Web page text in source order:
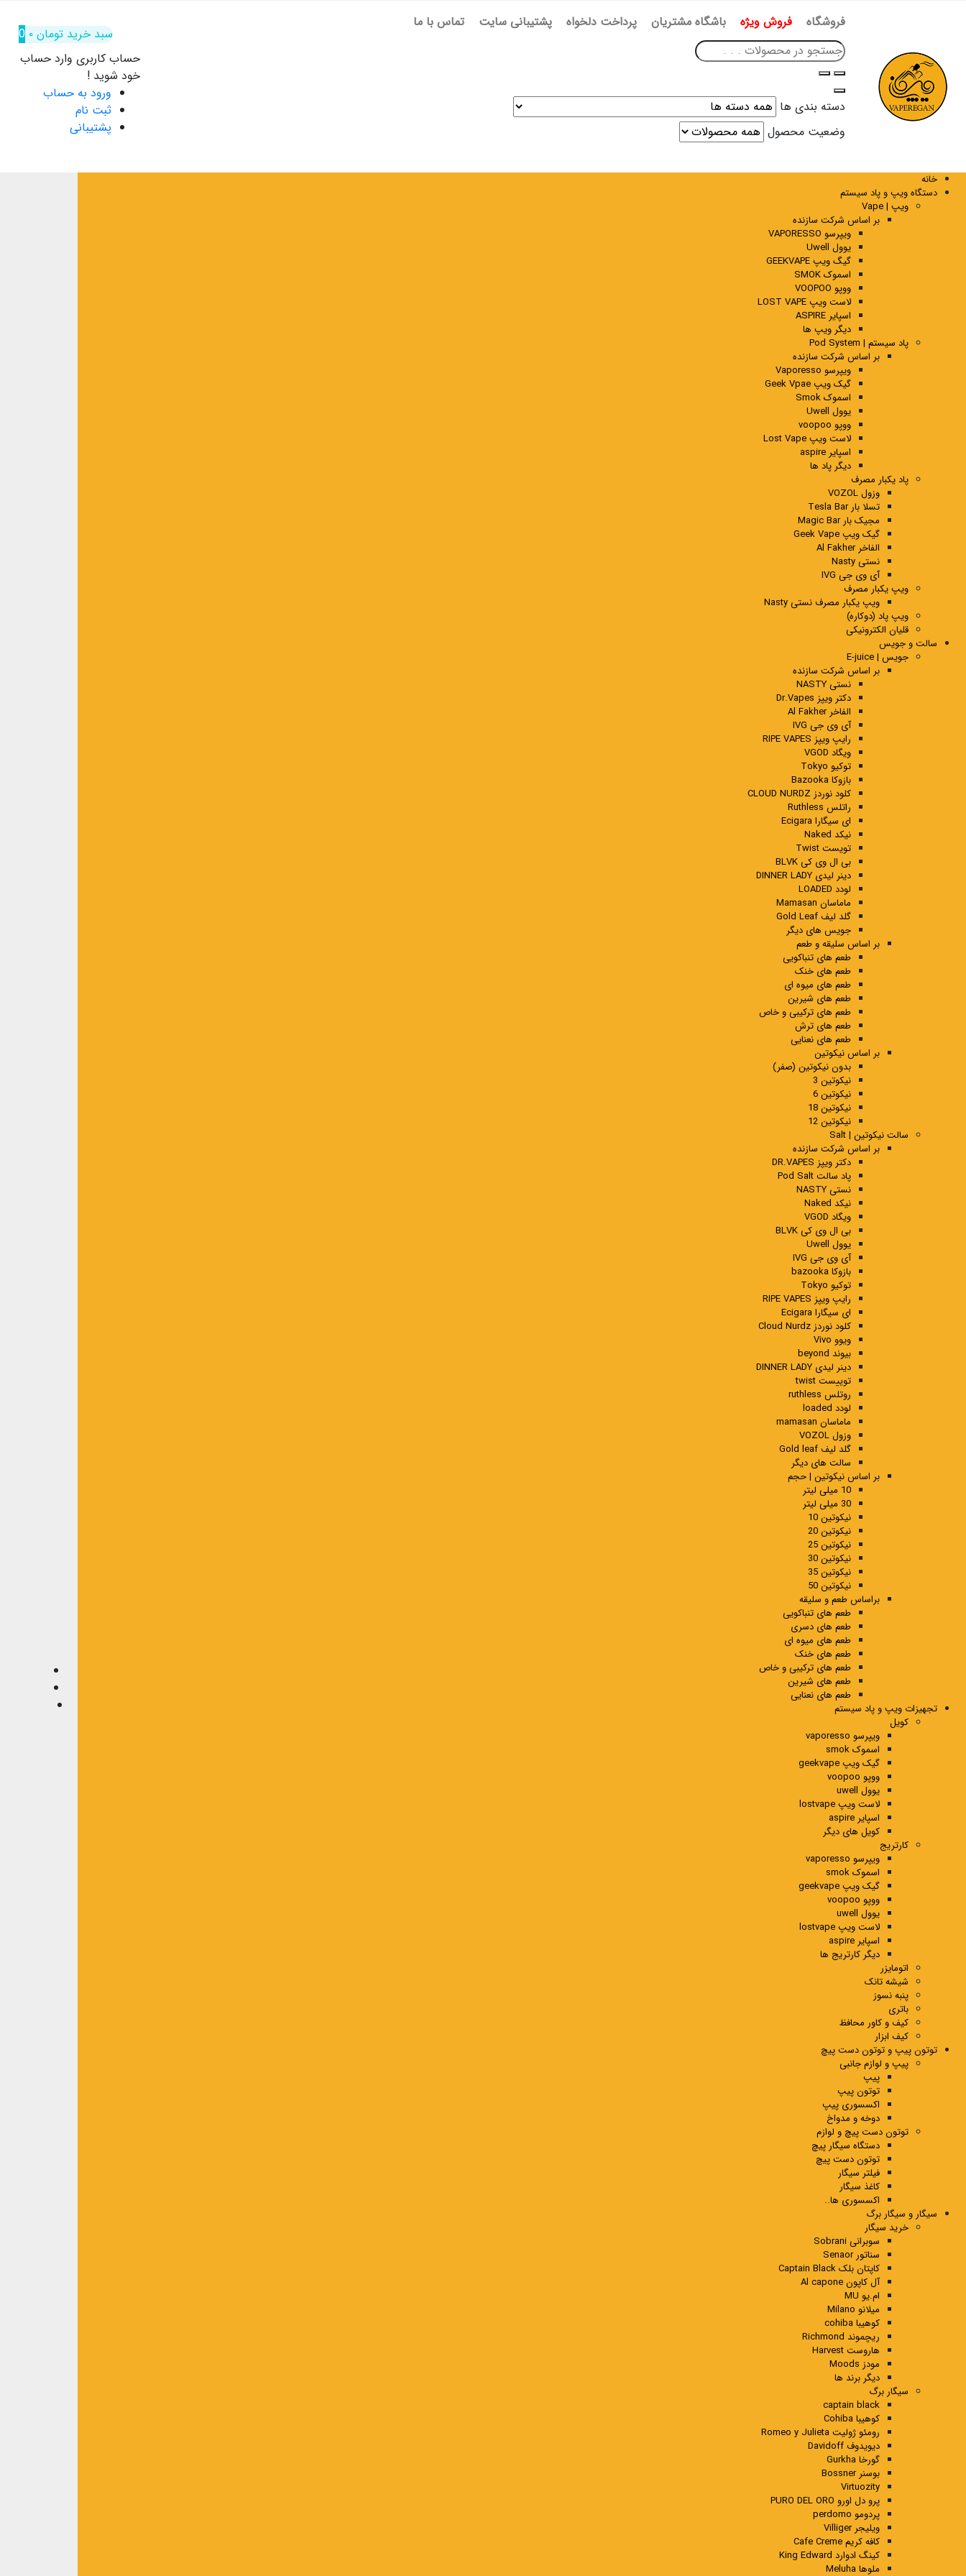
فروشگاه فروش ویژه باشگاه مشتریان پرداخت دلخواه پشتیبانی سایت تماس با ما
دسته بندی ها
وضعیت محصول
سبد خرید تومان۰
0
حساب کاربری وارد حساب
خود شوید !
ورود به حساب
ثبت نام
پشتیبانی
خانه
دستگاه ویپ و پاد سیستم
ویپ | Vape
بر اساس شرکت سازنده
ویپرسو VAPORESSO
یوول Uwell
گیگ ویپ GEEKVAPE
اسموک SMOK
ووپو VOOPOO
لاست ویپ LOST VAPE
اسپایر ASPIRE
دیگر ویپ ها
پاد سیستم | Pod System
بر اساس شرکت سازنده
ویپرسو Vaporesso
گیک ویپ Geek Vpae
اسموک Smok
یوول Uwell
ووپو voopoo
لاست ویپ Lost Vape
اسپایر aspire
دیگر پاد ها
پاد یکبار مصرف
وزول VOZOL
تسلا بار Tesla Bar
مجیک بار Magic Bar
گیک ویپ Geek Vape
الفاخر Al Fakher
نستی Nasty
آی وی جی IVG
ویپ یکبار مصرف
ویپ یکبار مصرف نستی Nasty
ویپ پاد (دوکاره)
قلیان الکترونیکی
سالت و جویس
جویس | E-juice
بر اساس شرکت سازنده
نستی NASTY
دکتر ویپز Dr.Vapes
الفاخر Al Fakher
آی وی جی IVG
رایپ ویپز RIPE VAPES
ویگاد VGOD
توکیو Tokyo
بازوکا Bazooka
کلود نوردز CLOUD NURDZ
راتلس Ruthless
ای سیگارا Ecigara
نیکد Naked
تویست Twist
بی ال وی کی BLVK
دینر لیدی DINNER LADY
لودد LOADED
ماماسان Mamasan
گلد لیف Gold Leaf
جویس های دیگر
بر اساس سلیقه و طعم
طعم های تنباکویی
طعم های خنک
طعم های میوه ای
طعم های شیرین
طعم های ترکیبی و خاص
طعم های ترش
طعم های نعنایی
بر اساس نیکوتین
بدون نیکوتین (صفر)
نیکوتین 3
نیکوتین 6
نیکوتین 18
نیکوتین 12
سالت نیکوتین | Salt
بر اساس شرکت سازنده
دکتر ویپز DR.VAPES
پاد سالت Pod Salt
نستی NASTY
نیکد Naked
ویگاد VGOD
بی ال وی کی BLVK
یوول Uwell
آی وی جی IVG
بازوکا bazooka
توکیو Tokyo
رایپ ویپز RIPE VAPES
ای سیگارا Ecigara
کلود نوردز Cloud Nurdz
ویوو Vivo
بیوند beyond
دینر لیدی DINNER LADY
توییست twist
روتلس ruthless
لودد loaded
ماماسان mamasan
وزول VOZOL
گلد لیف Gold leaf
سالت های دیگر
بر اساس نیکوتین | حجم
10 میلی لیتر
30 میلی لیتر
نیکوتین 10
نیکوتین 20
نیکوتین 25
نیکوتین 30
نیکوتین 35
نیکوتین 50
براساس طعم و سلیقه
طعم های تنباکویی
طعم های دسری
طعم های میوه ای
طعم های خنک
طعم های ترکیبی و خاص
طعم های شیرین
طعم های نعنایی
تجهیزات ویپ و پاد سیستم
کویل
ویپرسو vaporesso
اسموک smok
گیک ویپ geekvape
ووپو voopoo
یوول uwell
لاست ویپ lostvape
اسپایر aspire
کویل های دیگر
کارتریج
ویپرسو vaporesso
اسموک smok
گیک ویپ geekvape
ووپو voopoo
یوول uwell
لاست ویپ lostvape
اسپایر aspire
دیگر کارتریج ها
اتومایزر
شیشه تانک
پنبه نسوز
باتری
کیف و کاور محافظ
کیف ابزار
توتون پیپ و توتون دست پیچ
پیپ و لوازم جانبی
پیپ
توتون پیپ
اکسسوری پیپ
دوخه و مدواخ
توتون دست پیچ و لوازم
دستگاه سیگار پیچ
توتون دست پیچ
فیلتر سیگار
کاغذ سیگار
اکسسوری ها..
سیگار و سیگار برگ
خرید سیگار
سوبرانی Sobrani
سناتور Senaor
کاپتان بلک Captain Black
آل کاپون Al capone
ام.یو MU
میلانو Milano
کوهیبا cohiba
ریچموند Richmond
هاروست Harvest
مودز Moods
دیگر برند ها
سیگار برگ
captain black
کوهیبا Cohiba
رومئو ژولیت Romeo y Julieta
دیویدوف Davidoff
گورخا Gurkha
بوسنر Bossner
Virtuozity
پرو دل اورو PURO DEL ORO
پردومو perdomo
ویلیجر Villiger
کافه کریم Cafe Creme
کینگ ادوارد King Edward
ملوها Meluha